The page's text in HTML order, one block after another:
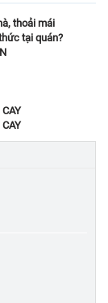
thoải mái
tại quán?